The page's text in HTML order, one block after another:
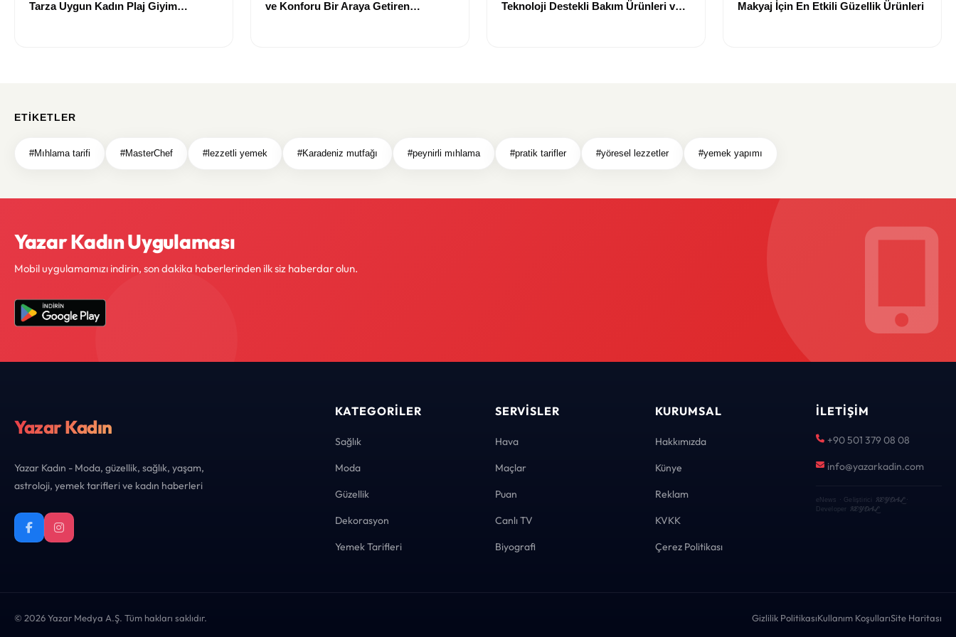
Tarza Uygun Kadın Plaj Giyim
ve Konforu Bir Araya Getiren
Teknoloji Destekli Bakım Ürünleri ve
Makyaj İçin En Etkili Güzellik Ürünleri
ETIKETLER
#Mıhlama tarifi #MasterChef #lezzetli yemek #Karadeniz mutfağı #peynirli mıhlama #pratik tarifler #yöresel lezzetler #yemek yapımı
Yazar Kadın Uygulaması
Mobil uygulamamızı indirin, son dakika haberlerinden ilk siz haberdar olun.
Yazar Kadın
Yazar Kadın - Moda, güzellik, sağlık, yaşam,
astroloji, yemek tarifleri ve kadın haberleri
KATEGORILER
Sağlık
Moda
Güzellik
Dekorasyon
Yemek Tarifleri
SERVISLER
Hava
Maçlar
Puan
Canlı TV
Biyografi
KURUMSAL
Hakkımızda
Künye
Reklam
KVKK
Çerez Politikası
İLETIŞIM
+90 501 379 08 08
info@yazarkadin.com
eNews · Geliştirici KEYDAL·
Developer KEYDAL
© 2026 Yazar Medya A.Ş. Tüm hakları saklıdır. Gizlilik PolitikasıKullanım KoşullarıSite Haritası